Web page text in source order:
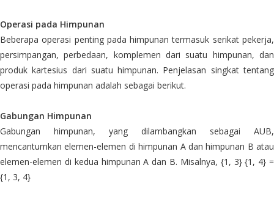
Operasi pada Himpunan
Beberapa operasi penting pada himpunan termasuk serikat pekerja,
persimpangan, perbedaan, komplemen dari suatu himpunan, dan
produk kartesius dari suatu himpunan. Penjelasan singkat tentang
operasi pada himpunan adalah sebagai berikut.
Gabungan Himpunan
Gabungan himpunan, yang dilambangkan sebagai AUB,
mencantumkan elemen-elemen di himpunan A dan himpunan B atau
elemen-elemen di kedua himpunan A dan B. Misalnya, {1, 3} {1, 4} =
{1, 3, 4}